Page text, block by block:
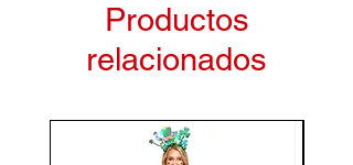
Productos
relacionados